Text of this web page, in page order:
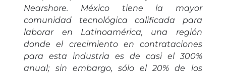
Nearshore. México tiene la mayor
comunidad tecnológica calificada para
laborar en Latinoamérica, una región
donde el crecimiento en contrataciones
para esta industria es de casi el 300%
anual; sin embargo, sólo el 20% de los